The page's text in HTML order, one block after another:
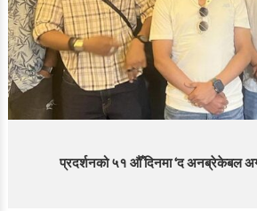
प्रदर्शनको ५१ औँ दिनमा ‘द अनब्रेकेबल